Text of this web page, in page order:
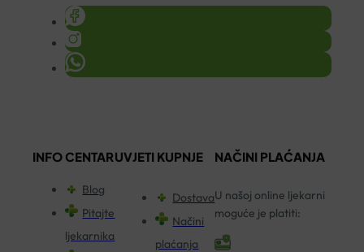
INFO CENTAR
Blog
Pitajte
ljekarnika
UVJETI KUPNJE
Dostava
Načini
plaćanja
NAČINI PLAĆANJA
U našoj online ljekarni
moguće je platiti: